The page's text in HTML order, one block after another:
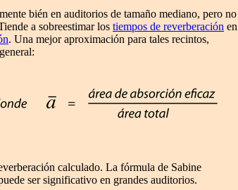
bién en auditorios de tamaño mediano, pero no
a sobreestimar los tiempos de reverberación en
. Una mejor aproximación para tales recintos,
calculado. La fórmula de Sabine
ser significativo en grandes auditorios.